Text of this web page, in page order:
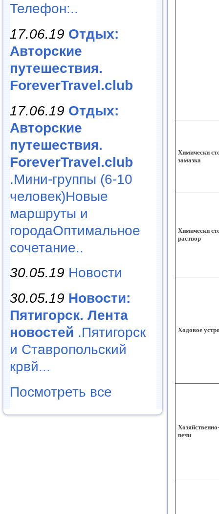
Телефон:..
17.06.19 Отдых:
Авторские
путешествия.
ForeverTravel.club
17.06.19 Отдых:
Авторские
путешествия.
ForeverTravel.club
.Мини-группы (6-10
человек)Новые
маршруты и
городаОптимальное
сочетание..
30.05.19 Новости
30.05.19 Новости:
Пятигорск. Лента
новостей .Пятигорск
и Ставропольский
крвй...
Посмотреть все
Химически
замазка
Химически
раствор
Ходовое
печи